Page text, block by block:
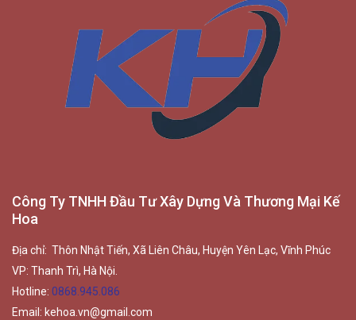
Công Ty TNHH Đầu Tư Xây Dựng Và Thương Mại Kế
Hoa
Địa chỉ: Thôn Nhật Tiến, Xã Liên Châu, Huyện Yên Lạc, Vĩnh Phúc
VP: Thanh Trì, Hà Nội.
Hotline: 0868.945.086
Email: kehoa.vn@gmail.com